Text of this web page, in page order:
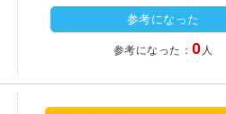
参考になった
参考になった：0 人